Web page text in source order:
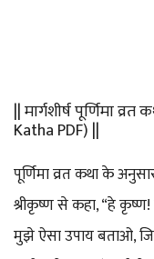
|| मार्गशीर्ष पूर्णिमा
Katha PDF) ||
पूर्णिमा व्रत कथा के
श्रीकृष्ण से कहा, “हे
मुझे ऐसा उपाय बताओ,